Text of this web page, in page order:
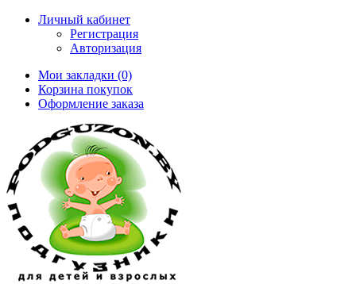
Личный кабинет
Регистрация
Авторизация
Мои закладки (0)
Корзина покупок
Оформление заказа